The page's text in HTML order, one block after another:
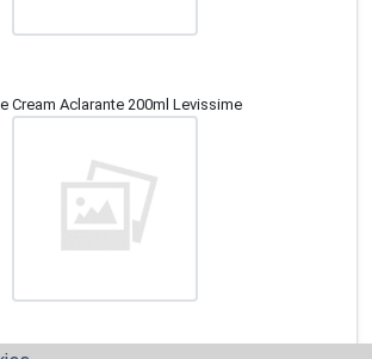
Cream Aclarante 200ml Levissime